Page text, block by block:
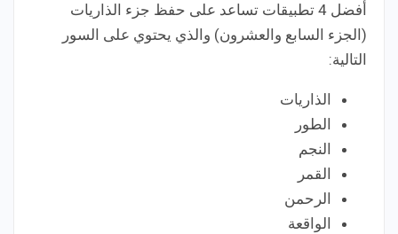
أفضل 4 تطبيقات تساعد على حفظ جزء الذاريات
(الجزء السابع والعشرون) والذي يحتوي على السور
التالية:
الذاريات
الطور
النجم
القمر
الرحمن
الواقعة